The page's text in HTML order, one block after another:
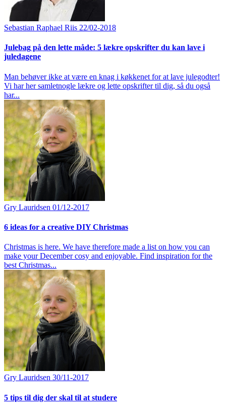
Sebastian Raphael Riis 22/02-2018
Julebag på den lette måde: 5 lækre opskrifter du kan lave i
juledagene
Man behøver ikke at være en knag i køkkenet for at lave julegodter!
Vi har her samletnogle lækre og lette opskrifter til dig, så du også
har...
Gry Lauridsen 01/12-2017
6 ideas for a creative DIY Christmas
Christmas is here. We have therefore made a list on how you can
make your December cosy and enjoyable. Find inspiration for the
best Christmas...
Gry Lauridsen 30/11-2017
5 tips til dig der skal til at studere